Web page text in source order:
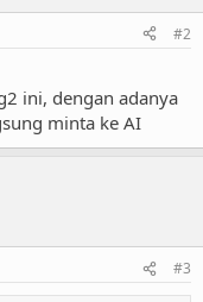
#2
ini, dengan adanya
minta ke AI
#3